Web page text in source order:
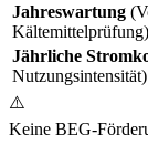
Jahreswartung
Kältemittelprüfung)
Jährliche
Nutzungsintensität)
⚠️
Keine BEG-